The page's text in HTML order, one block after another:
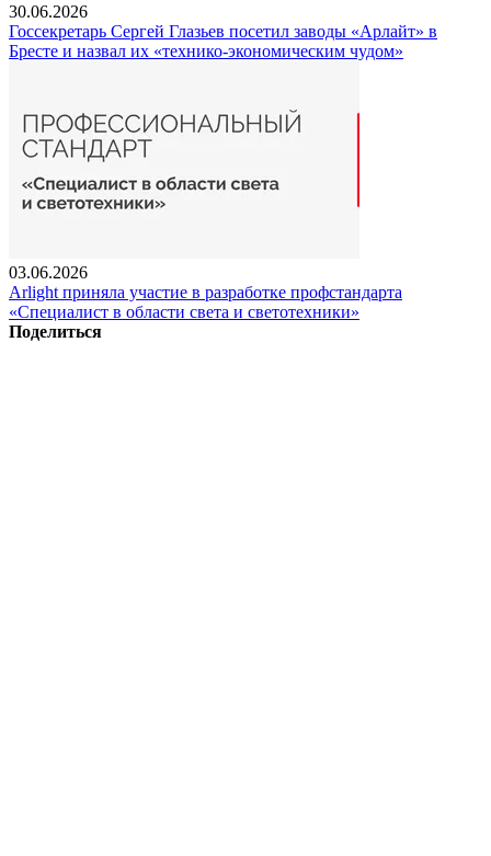
30.06.2026
Госсекретарь Сергей Глазьев посетил заводы «Арлайт» в
Бресте и назвал их «технико-экономическим чудом»
03.06.2026
Arlight приняла участие в разработке профстандарта
«Специалист в области света и светотехники»
Поделиться